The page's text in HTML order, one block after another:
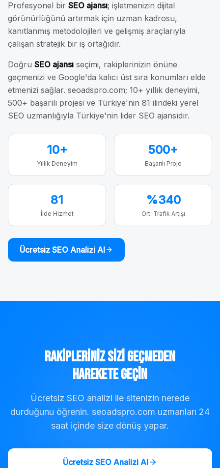
Profesyonel bir SEO ajansı; işletmenizin dijital
görünürlüğünü artırmak için uzman kadrosu,
kanıtlanmış metodolojileri ve gelişmiş araçlarıyla
çalışan stratejik bir iş ortağıdır.
Doğru SEO ajansı seçimi, rakiplerinizin önüne
geçmenizi ve Google'da kalıcı üst sıra konumları elde
etmenizi sağlar. seoadspro.com; 10+ yıllık deneyimi,
500+ başarılı projesi ve Türkiye'nin 81 ilindeki yerel
SEO uzmanlığıyla Türkiye'nin lider SEO ajansıdır.
10+
Yıllık Deneyim
500+
Başarılı Proje
81
İlde Hizmet
%340
Ort. Trafik Artışı
Ücretsiz SEO Analizi Al
Rakipleriniz Sizi Geçmeden
Harekete Geçin
Ücretsiz SEO analizi ile sitenizin nerede
durduğunu öğrenin. seoadspro.com uzmanları 24
saat içinde size dönüş yapar.
Ücretsiz SEO Analizi Al